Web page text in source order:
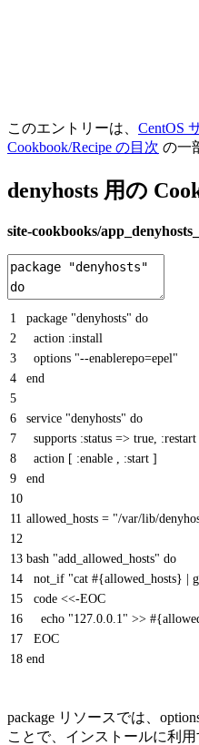
このエントリーは、 CentOS
Cookbook/Recipe の目次 の一
denyhosts 用の
site-cookbooks/
1
2
3
4
5
6
7
8
9
10
11
12
13
14
15
16
17
18
package "denyhosts" do
action :install
options "--enablerepo=epel"
end
service "denyhosts" do
supports :status => true :restart
action [ :enable :start ]
end
allowed_hosts = "/var/lib/
bash "add_allowed_hosts" do
not if "cat #{allowed_hosts} |
code <<-EOC
echo "127.0.0.1" >>
EOC
end
package リソースでは、
ことで、インストールに利